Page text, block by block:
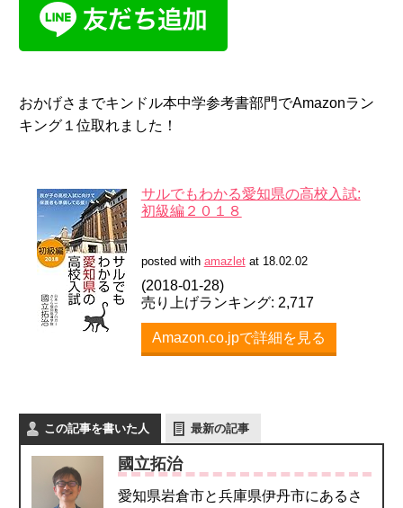
おかげさまでキンドル本中学参考書部門でAmazonラン
キング１位取れました！
サルでもわかる愛知県の高校入試:
初級編２０１８
posted with amazletat 18.02.02
(2018-01-28)
売り上げランキング: 2,717
Amazon.co.jpで詳細を見る
この記事を書いた人 最新の記事
國立拓治
愛知県岩倉市と兵庫県伊丹市にあるさ